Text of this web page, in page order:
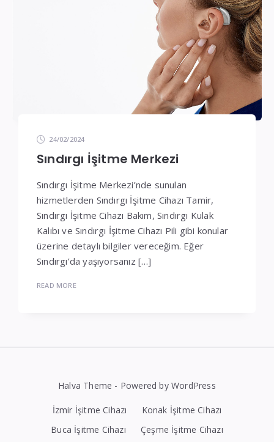
24/02/2024
Sındırgı İşitme Merkezi
Sındırgı İşitme Merkezi’nde sunulan
hizmetlerden Sındırgı İşitme Cihazı Tamir,
Sındırgı İşitme Cihazı Bakım, Sındırgı Kulak
Kalıbı ve Sındırgı İşitme Cihazı Pili gibi konular
üzerine detaylı bilgiler vereceğim. Eğer
Sındırgı’da yaşıyorsanız […]
READ MORE
Halva Theme - Powered by WordPress
İzmir İşitme Cihazı
Konak İşitme Cihazı
Buca İşitme Cihazı
Çeşme İşitme Cihazı